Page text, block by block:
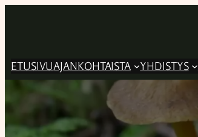
ETUSIVUAJANKOHTAISTA YHDISTYS